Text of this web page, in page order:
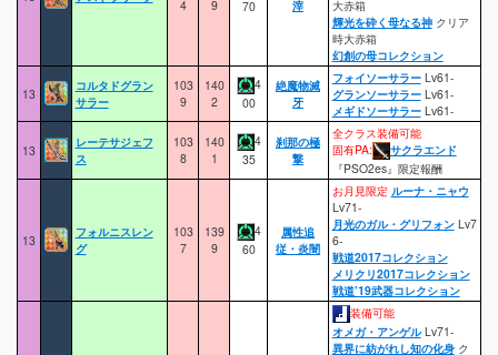
4
9
70
滓
大赤箱
輝光を砕く母なる神クリア
時大赤箱
幻創の母コレクション
13
コルタドグラン
サラー
103
9
140
2
4
00
絶魔物滅
牙
フォイソーサラーLv61-
グランソーサラーLv61-
メギドソーサラーLv61-
13
レーテサジェフ
ス
103
8
140
1
4
35
刹那の極
撃
全クラス装備可能
固有PA:
サクラエンド
『PSO2es』限定報酬
13
フォルニスレン
グ
103
7
139
9
4
60
属性追
従・炎闇
お月見限定 ルーナ・ニャウ
Lv71-
月光のガル・グリフォンLv7
6-
戦道2017コレクション
メリクリ2017コレクション
戦道’19武器コレクション
装備可能
オメガ・アンゲルLv71-
異界に紡がれし知の化身ク